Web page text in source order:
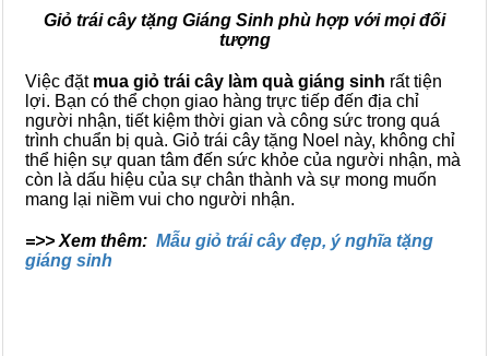
Giỏ trái cây tặng Giáng Sinh phù hợp với mọi đối
tượng
Việc đặt mua giỏ trái cây làm quà giáng sinh rất tiện
lợi. Bạn có thể chọn giao hàng trực tiếp đến địa chỉ
người nhận, tiết kiệm thời gian và công sức trong quá
trình chuẩn bị quà. Giỏ trái cây tặng Noel này, không chỉ
thể hiện sự quan tâm đến sức khỏe của người nhận, mà
còn là dấu hiệu của sự chân thành và sự mong muốn
mang lại niềm vui cho người nhận.
=>> Xem thêm: Mẫu giỏ trái cây đẹp, ý nghĩa tặng
giáng sinh